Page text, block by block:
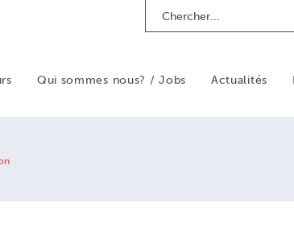
Qui sommes nous? / Jobs Actualités